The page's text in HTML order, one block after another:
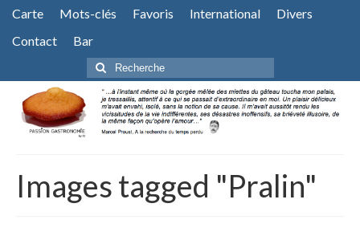
Carte Mots-clés Favoris International
Divers
Contact
Bar
Rechercher
:
Images tagged "Pralin"